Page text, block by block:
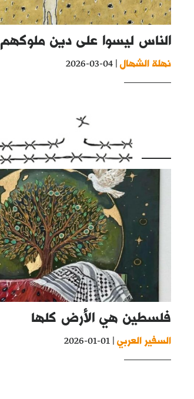
الناس ليسوا على دين ملوكهم
نهلة الشهال| 04-03-2026
فلسطين هي الأرض كلها
السفير العربي | 01-01-2026